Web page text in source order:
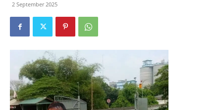
2 September 2025